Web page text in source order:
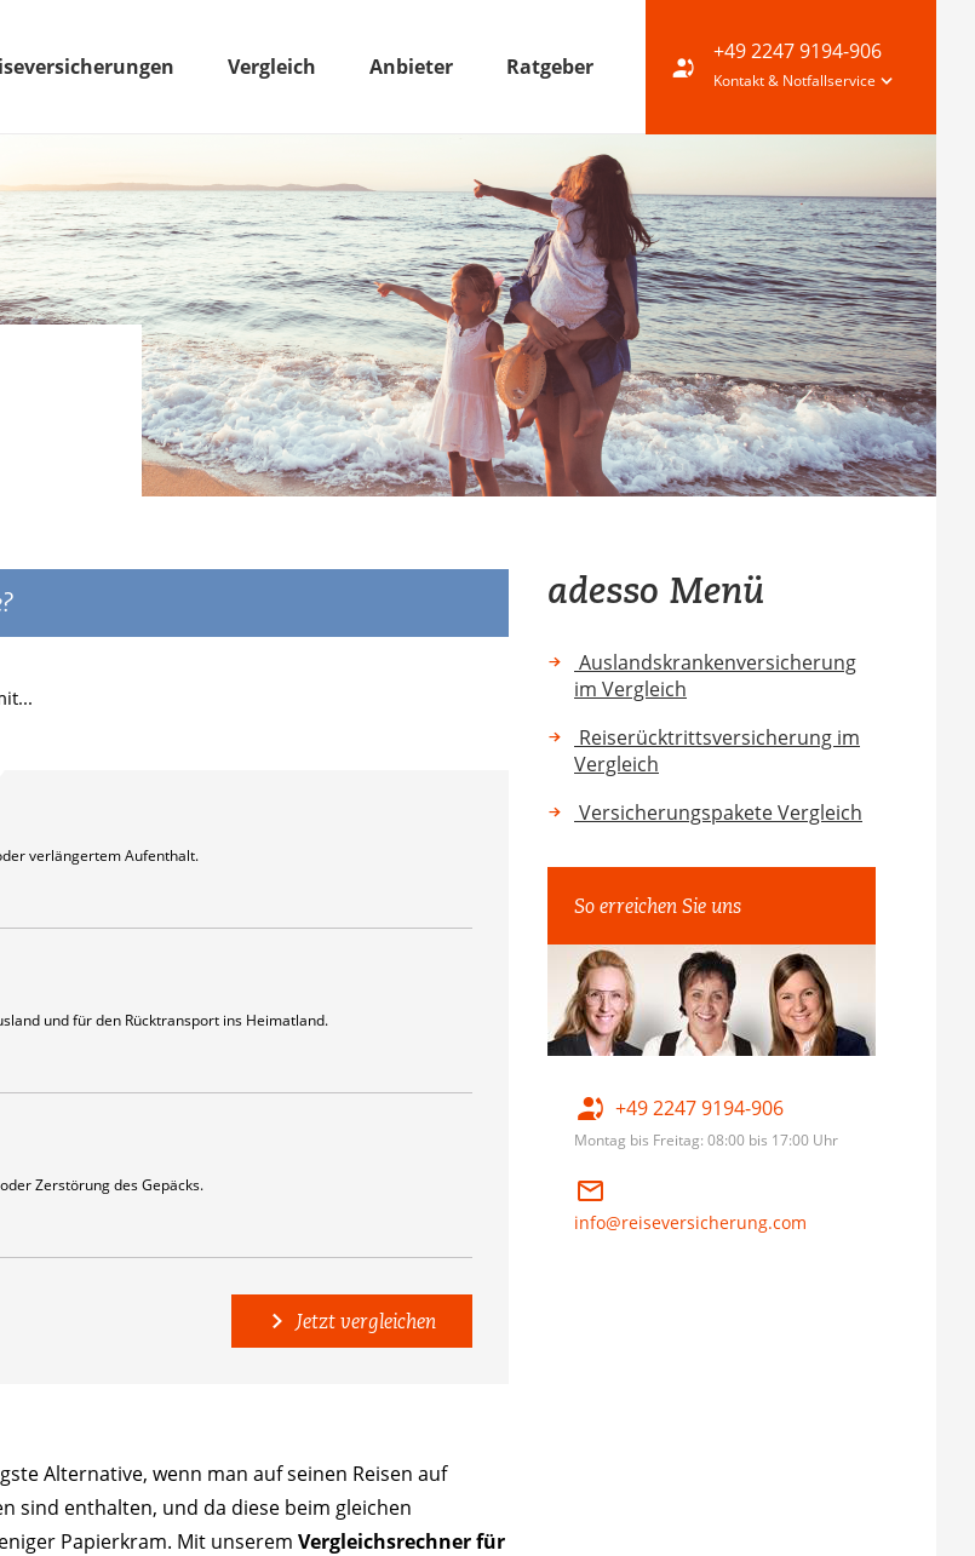
Vergleich Anbieter Ratgeber
+49 2247 9194-906
Kontakt & Notfallservice
verlängertem Aufenthalt.
und für den Rücktransport ins Heimatland.
Zerstörung des Gepäcks.
Jetzt vergleichen
Alternative, wenn man auf seinen Reisen auf
sind enthalten, und da diese beim gleichen
Papierkram. Mit unserem Vergleichsrechner für
adesso Menü
Auslandskrankenversicherung
im Vergleich
Reiserücktrittsversicherung im
Vergleich
Versicherungspakete Vergleich
So erreichen Sie uns
+49 2247 9194-906
Montag bis Freitag: 08:00 bis 17:00 Uhr
info@reiseversicherung.com